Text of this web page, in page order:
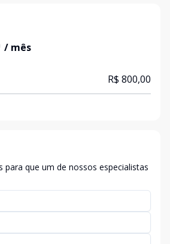
/ mês
R$ 800,00
para que um de nossos especialistas